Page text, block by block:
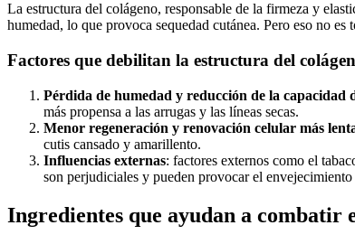
La estructura del colágeno, responsable de la firmeza y
humedad, lo que provoca sequedad cutánea. Pero eso no
Factores que debilitan la estructura del
Pérdida de humedad y reducción de la capacidad
más propensa a las arrugas y las líneas secas.
Menor regeneración y renovación celular más
cutis cansado y amarillento.
Influencias externas: factores externos como el
son perjudiciales y pueden provocar el
Ingredientes que ayudan a combatir